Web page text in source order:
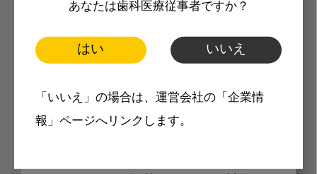
あなたは歯科医療従事者ですか？
はい いいえ
「いいえ」の場合は、運営会社の「企業情
報」ページへリンクします。
製品価格も閲覧可能